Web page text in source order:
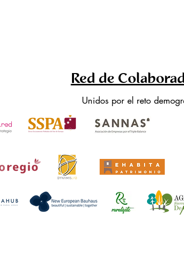
Red de
Unidos por el reto